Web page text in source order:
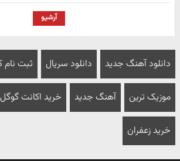
آرشیو
دانلود آهنگ جدید دانلود سریال ثبت نام
موزیک ترین آهنگ جدید خرید اکانت گوگل
خرید زعفران